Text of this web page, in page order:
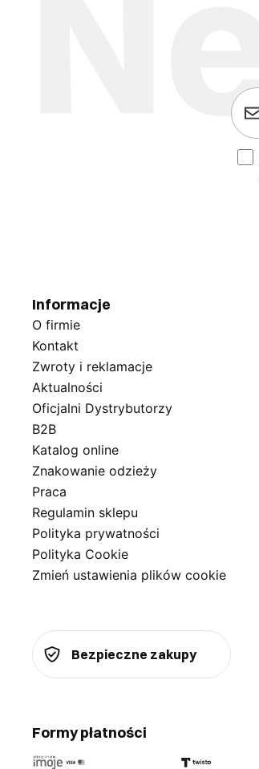
Informacje
O firmie
Kontakt
Zwroty i reklamacje
Aktualności
Oficjalni Dystrybutorzy
B2B
Katalog online
Znakowanie odzieży
Praca
Regulamin sklepu
Polityka prywatności
Polityka Cookie
Zmień ustawienia plików cookie
Bezpieczne zakupy
Formy płatności